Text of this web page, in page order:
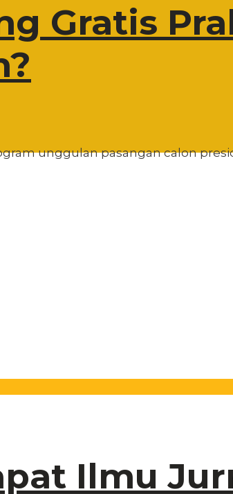
Gratis
unggulan pasangan calon
Ilmu